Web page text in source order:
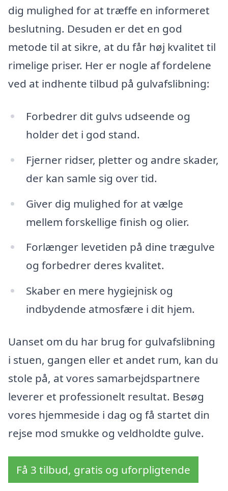
dig mulighed for at træffe en informeret
beslutning. Desuden er det en god
metode til at sikre, at du får høj kvalitet til
rimelige priser. Her er nogle af fordelene
ved at indhente tilbud på gulvafslibning:
Forbedrer dit gulvs udseende og
holder det i god stand.
Fjerner ridser, pletter og andre skader,
der kan samle sig over tid.
Giver dig mulighed for at vælge
mellem forskellige finish og olier.
Forlænger levetiden på dine trægulve
og forbedrer deres kvalitet.
Skaber en mere hygiejnisk og
indbydende atmosfære i dit hjem.
Uanset om du har brug for gulvafslibning
i stuen, gangen eller et andet rum, kan du
stole på, at vores samarbejdspartnere
leverer et professionelt resultat. Besøg
vores hjemmeside i dag og få startet din
rejse mod smukke og veldholdte gulve.
Få 3 tilbud, gratis og uforpligtende